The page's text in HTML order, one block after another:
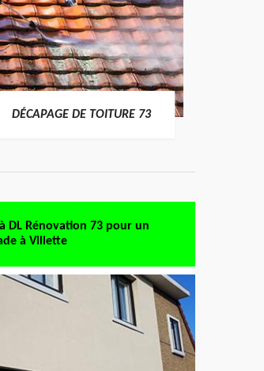
DÉCAPAGE DE TOITURE 73
DL Rénovation 73 pour un
à Villette